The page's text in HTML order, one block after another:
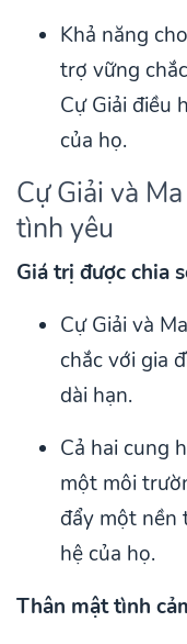
Khả năng
trợ vững
Cự Giải điều
của họ.
Cự Giải và
tình yêu
Giá trị được chia
Cự Giải và
chắc với gia
dài hạn.
Cả hai cung
một môi
đẩy một nền
hệ của họ.
Thân mật tình